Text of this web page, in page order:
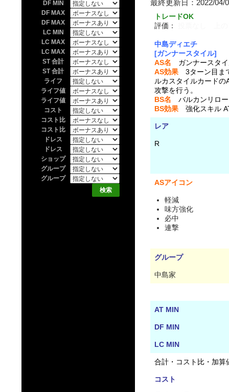
最終更新日
トレードOK
評価：
中島ディエチ
[ガンナースタイル]
AS名 ガンナースタ
AS効果 3ターン目ま
ルカスタイルカード
攻撃を行う。
BS名 バルカンリロ
BS効果 強化スキル
レア
R
ASアイコン
軽減
味方強化
必中
連撃
グループ
中島家
AT MIN
DF MIN
LC MIN
合計・コスト比・加算
コスト
DF MIN
DF MAX
DF MAX
LC MIN
LC MAX
LC MAX
ST 合計
ST 合計
ライフ
ライフ値
ライフ値
コスト
コスト比
コスト比
ドレス
ドレス
ショップ
グループ
グループ